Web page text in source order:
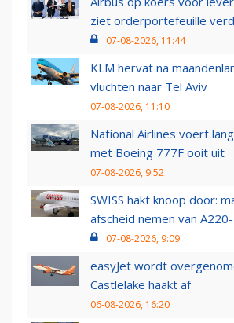
ziet orderportefeuille
07-08-2026, 11:44
KLM hervat na
vluchten naar Tel Aviv
07-08-2026, 11:10
National Airlines voert
met Boeing 777F ooit uit
07-08-2026, 9:52
SWISS hakt knoop door:
afscheid nemen van
07-08-2026, 9:09
easyJet wordt
Castlelake haakt af
06-08-2026, 16:20